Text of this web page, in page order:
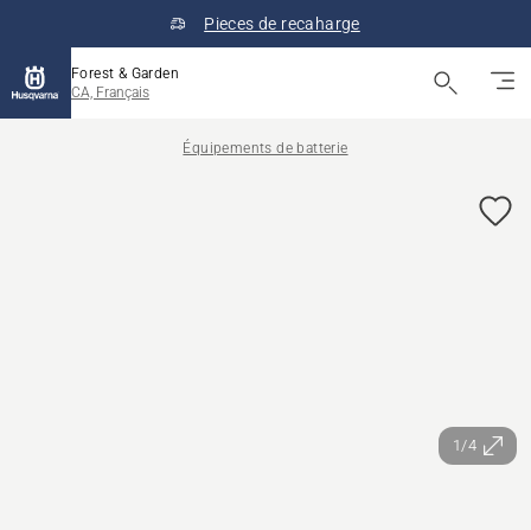
Pieces de recaharge
Forest & Garden
CA, Français
Équipements de batterie
1/4